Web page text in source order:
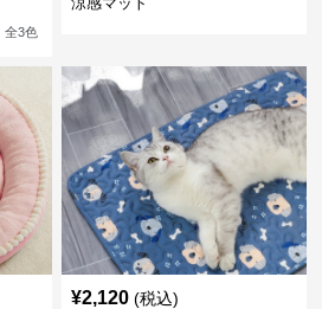
全3色
¥2,120 (税込)